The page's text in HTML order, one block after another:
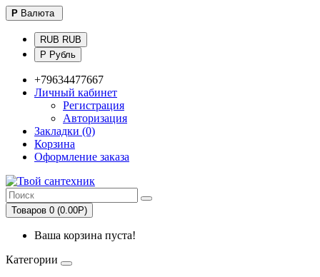
Р Валюта
RUB RUB
Р Рубль
+79634477667
Личный кабинет
Регистрация
Авторизация
Закладки (0)
Корзина
Оформление заказа
Товаров 0 (0.00Р)
Ваша корзина пуста!
Категории